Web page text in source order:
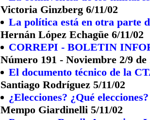
Victoria Ginzberg 6/11/02
La política está en otra parte
Hernán López Echagüe 6/11/02
CORREPI - BOLETIN
Número 191 - Noviembre 2/9 de
El documento técnico de la
Santiago Rodríguez 5/11/02
¿Elecciones? ¿Qué elecciones?
Mempo Giardinelli 5/11/02